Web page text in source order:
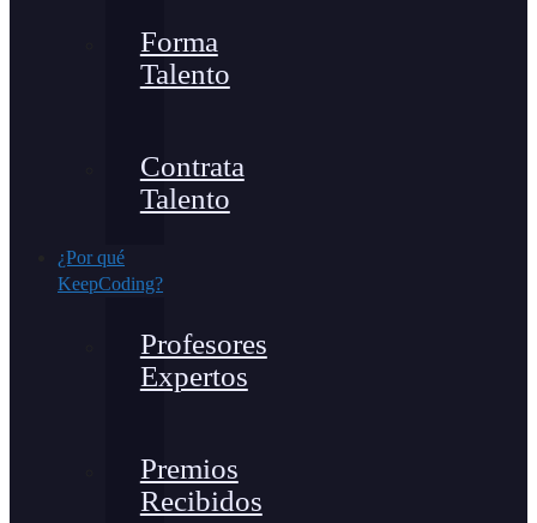
Forma
Talento
Contrata
Talento
¿Por qué
KeepCoding?
Profesores
Expertos
Premios
Recibidos